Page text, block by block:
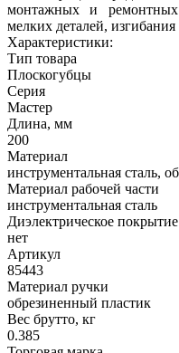
монтажных и
мелких деталей,
Характеристики:
Тип товара
Плоскогубцы
Серия
Мастер
Длина, мм
200
Материал
инструментальная сталь,
Материал рабочей части
инструментальная сталь
Диэлектрическое покрытие
нет
Артикул
85443
Материал ручки
обрезиненный пластик
Вес брутто, кг
0.385